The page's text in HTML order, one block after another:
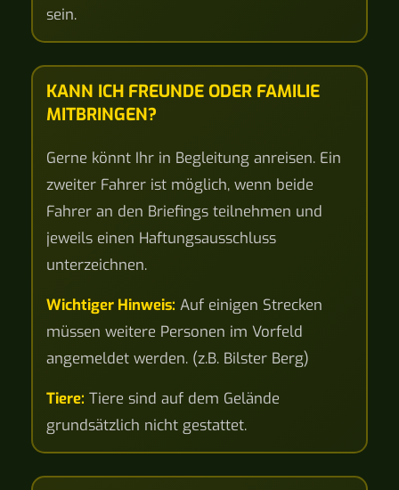
sein.
KANN ICH FREUNDE ODER FAMILIE
MITBRINGEN?
Gerne könnt Ihr in Begleitung anreisen. Ein
zweiter Fahrer ist möglich, wenn beide
Fahrer an den Briefings teilnehmen und
jeweils einen Haftungsausschluss
unterzeichnen.
Wichtiger Hinweis: Auf einigen Strecken
müssen weitere Personen im Vorfeld
angemeldet werden. (z.B. Bilster Berg)
Tiere: Tiere sind auf dem Gelände
grundsätzlich nicht gestattet.